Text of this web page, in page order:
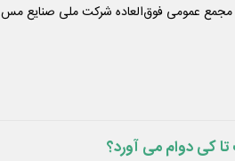
مجمع فوق‌العاده «فملی» ۵ خرداد برگزار می‌شود مجمع عمومی فوق‌العاده شرکت ملی صنایع مس
کی دوام می آورد؟